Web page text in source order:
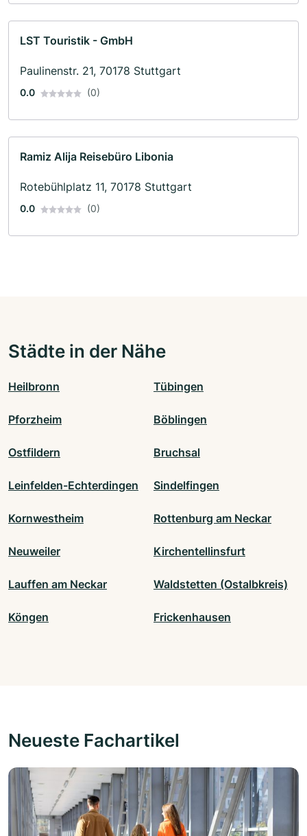
LST Touristik - GmbH
Paulinenstr. 21, 70178 Stuttgart
0.0 (0)
Ramiz Alija Reisebüro Libonia
Rotebühlplatz 11, 70178 Stuttgart
0.0 (0)
Städte in der Nähe
Heilbronn Tübingen
Pforzheim Böblingen
Ostfildern Bruchsal
Leinfelden-Echterdingen Sindelfingen
Kornwestheim Rottenburg am Neckar
Neuweiler Kirchentellinsfurt
Lauffen am Neckar Waldstetten (Ostalbkreis)
Köngen Frickenhausen
Neueste Fachartikel